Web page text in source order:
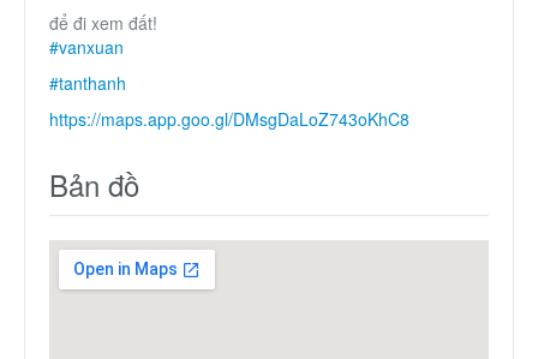
để đi xem đất!
#vanxuan
#tanthanh
https://maps.app.goo.gl/DMsgDaLoZ743oKhC8
Bản đồ